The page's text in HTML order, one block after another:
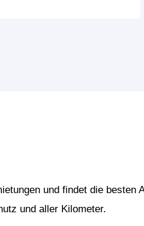
und findet die besten
und aller Kilometer.